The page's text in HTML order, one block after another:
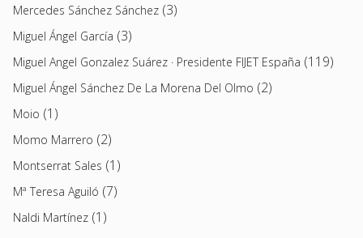
Mercedes Sánchez Sánchez (3)
Miguel Ángel García (3)
Miguel Angel Gonzalez Suárez · Presidente FIJET España (119)
Miguel Ángel Sánchez De La Morena Del Olmo (2)
Moio (1)
Momo Marrero (2)
Montserrat Sales (1)
Mª Teresa Aguiló (7)
Naldi Martínez (1)